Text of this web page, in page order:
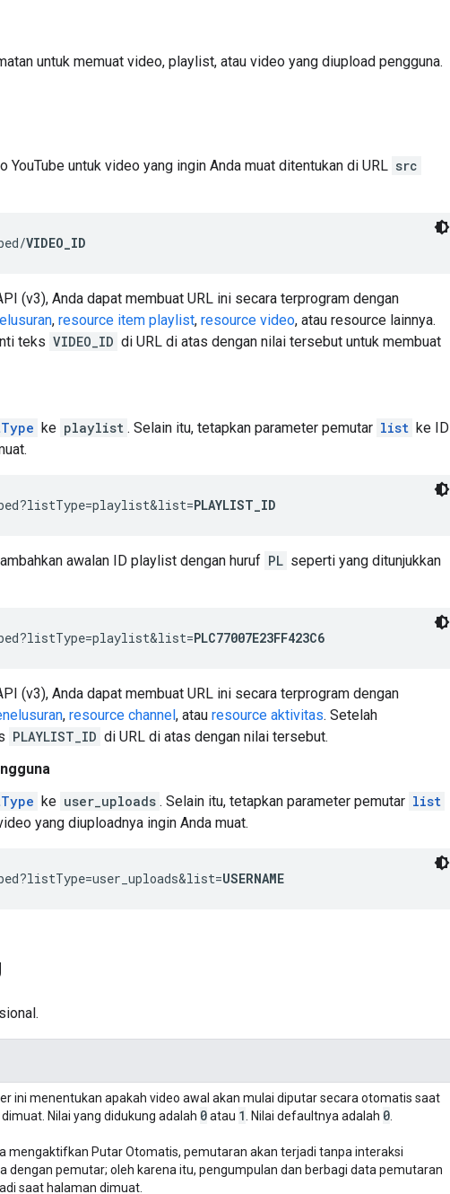
untuk memuat video, playlist, atau video yang diupload pengguna.
YouTube untuk video yang ingin Anda muat ditentukan di URL src
VIDEO_ID
(v3), Anda dapat membuat URL ini secara terprogram dengan
, resource item playlist, resource video, atau resource lainnya.
teks VIDEO_ID di URL di atas dengan nilai tersebut untuk membuat
ke playlist . Selain itu, tetapkan parameter pemutar list ke ID
PLAYLIST_ID
awalan ID playlist dengan huruf PL seperti yang ditunjukkan
PLC77007E23FF423C6
(v3), Anda dapat membuat URL ini secara terprogram dengan
, resource channel, atau resource aktivitas. Setelah
PLAYLIST_ID di URL di atas dengan nilai tersebut.
ke user_uploads . Selain itu, tetapkan parameter pemutar list
yang diuploadnya ingin Anda muat.
USERNAME
ini menentukan apakah video awal akan mulai diputar secara otomatis saat
Nilai yang didukung adalah 0atau 1 . Nilai defaultnya adalah 0
mengaktifkan Putar Otomatis, pemutaran akan terjadi tanpa interaksi
dengan pemutar; oleh karena itu, pengumpulan dan berbagi data pemutaran
saat halaman dimuat.